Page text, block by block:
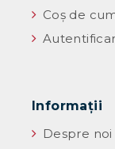
Coș de
Informaţii
Despre noi